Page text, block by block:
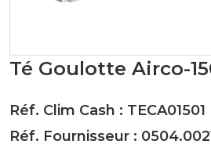
Té Goulotte Airco-
Réf. Clim Cash : TECA01501
Réf. Fournisseur :